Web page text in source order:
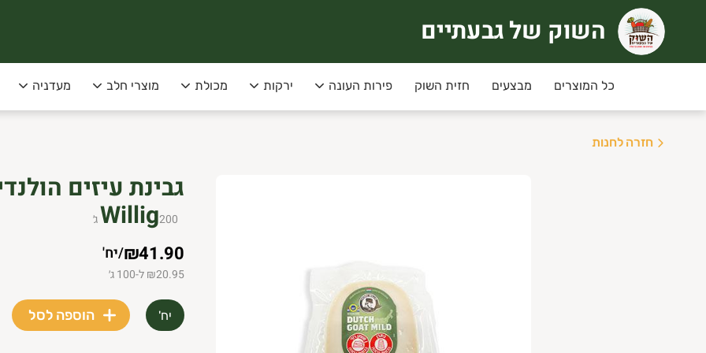
השוק של גבעתיים
ניתן להצטרף/לחדש חברות למועדון באיזור האישי.
השוק של גבעתיים
כל המוצרים מבצעים חזית השוק פירות העונה ירקות מכולת מוצרי חלב מעדניה
חזרה לחנות
Willig200 ג׳
₪41.90
/יח'
₪20.95 ל-100 ג׳
יח' הוספה לסל